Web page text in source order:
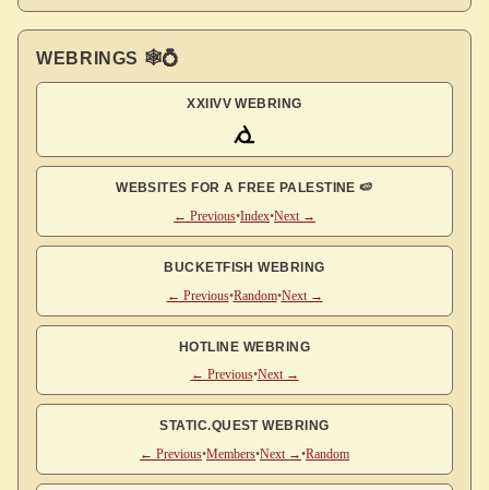
WEBRINGS 🕸💍
XXIIVV WEBRING
WEBSITES FOR A FREE PALESTINE 🍉
← Previous•Index•Next →
BUCKETFISH WEBRING
← Previous•Random•Next →
HOTLINE WEBRING
← Previous•Next →
STATIC.QUEST WEBRING
← Previous•Members•Next →•Random